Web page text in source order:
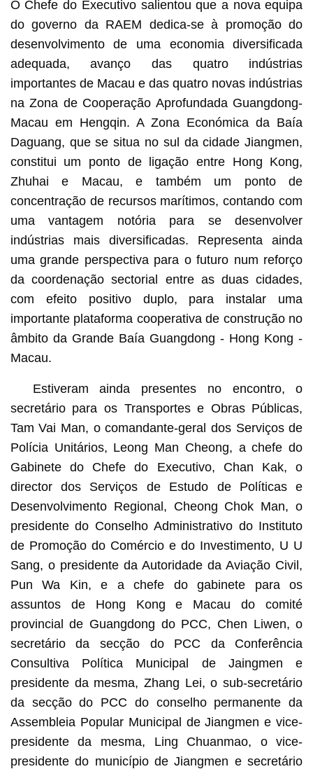
O Chefe do Executivo salientou que a nova equipa
do governo da RAEM dedica-se à promoção do
desenvolvimento de uma economia diversificada
adequada, avanço das quatro indústrias
importantes de Macau e das quatro novas indústrias
na Zona de Cooperação Aprofundada Guangdong-
Macau em Hengqin. A Zona Económica da Baía
Daguang, que se situa no sul da cidade Jiangmen,
constitui um ponto de ligação entre Hong Kong,
Zhuhai e Macau, e também um ponto de
concentração de recursos marítimos, contando com
uma vantagem notória para se desenvolver
indústrias mais diversificadas. Representa ainda
uma grande perspectiva para o futuro num reforço
da coordenação sectorial entre as duas cidades,
com efeito positivo duplo, para instalar uma
importante plataforma cooperativa de construção no
âmbito da Grande Baía Guangdong - Hong Kong -
Macau.
Estiveram ainda presentes no encontro, o
secretário para os Transportes e Obras Públicas,
Tam Vai Man, o comandante-geral dos Serviços de
Polícia Unitários, Leong Man Cheong, a chefe do
Gabinete do Chefe do Executivo, Chan Kak, o
director dos Serviços de Estudo de Políticas e
Desenvolvimento Regional, Cheong Chok Man, o
presidente do Conselho Administrativo do Instituto
de Promoção do Comércio e do Investimento, U U
Sang, o presidente da Autoridade da Aviação Civil,
Pun Wa Kin, e a chefe do gabinete para os
assuntos de Hong Kong e Macau do comité
provincial de Guangdong do PCC, Chen Liwen, o
secretário da secção do PCC da Conferência
Consultiva Política Municipal de Jaingmen e
presidente da mesma, Zhang Lei, o sub-secretário
da secção do PCC do conselho permanente da
Assembleia Popular Municipal de Jiangmen e vice-
presidente da mesma, Ling Chuanmao, o vice-
presidente do município de Jiangmen e secretário